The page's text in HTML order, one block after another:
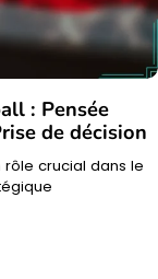
: Pensée
de décision
rôle crucial dans le